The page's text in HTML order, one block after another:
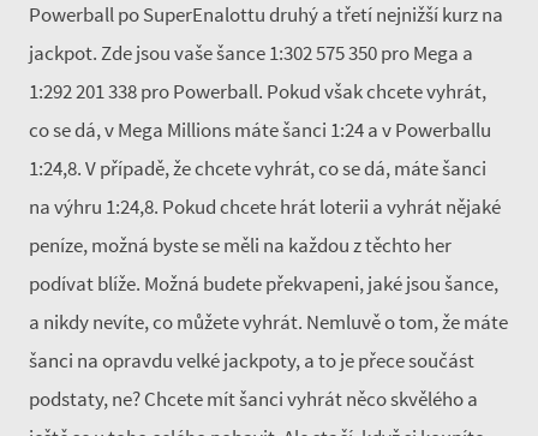
Powerball po SuperEnalottu druhý a třetí nejnižší kurz na
jackpot. Zde jsou vaše šance 1:302 575 350 pro Mega a
1:292 201 338 pro Powerball. Pokud však chcete vyhrát,
co se dá, v Mega Millions máte šanci 1:24 a v Powerballu
1:24,8. V případě, že chcete vyhrát, co se dá, máte šanci
na výhru 1:24,8. Pokud chcete hrát loterii a vyhrát nějaké
peníze, možná byste se měli na každou z těchto her
podívat blíže. Možná budete překvapeni, jaké jsou šance,
a nikdy nevíte, co můžete vyhrát. Nemluvě o tom, že máte
šanci na opravdu velké jackpoty, a to je přece součást
podstaty, ne? Chcete mít šanci vyhrát něco skvělého a